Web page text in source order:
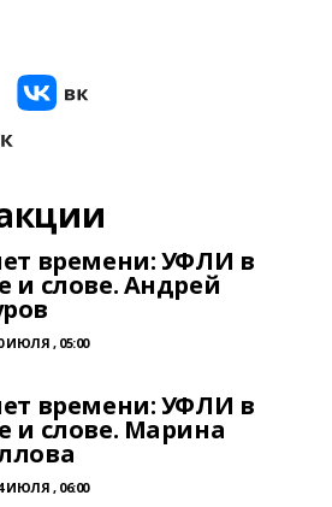
времени: УФЛИ в
и слове. Андрей
ИЮЛЯ , 05:00
времени: УФЛИ в
и слове. Марина
ИЮЛЯ , 06:00